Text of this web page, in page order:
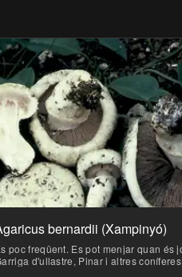
bernardii (Xampinyó)
d'ullastre, Pinar i altres coníferes